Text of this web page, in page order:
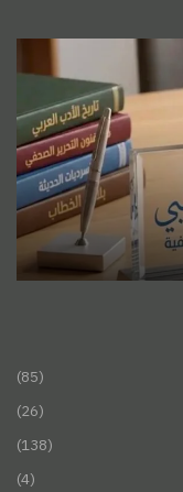
(85)
(26)
(138)
(4)